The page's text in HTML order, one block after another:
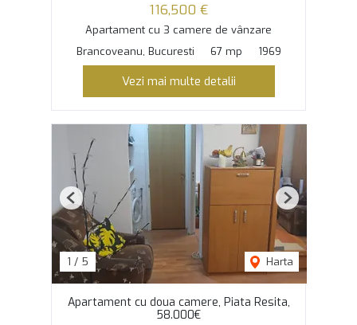
116,500 €
Apartament cu 3 camere de vânzare
Brancoveanu, Bucuresti
67 mp 1969
Vezi mai multe detalii
1 / 5 Harta
Previous Next
Apartament cu doua camere, Piata Resita,
58.000€